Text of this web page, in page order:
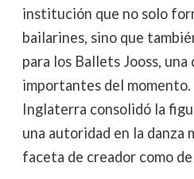
institución que no solo
bailarines, sino que
para los Ballets Jooss, una
importantes del
Inglaterra consolidó la
una autoridad en la danza
faceta de creador como